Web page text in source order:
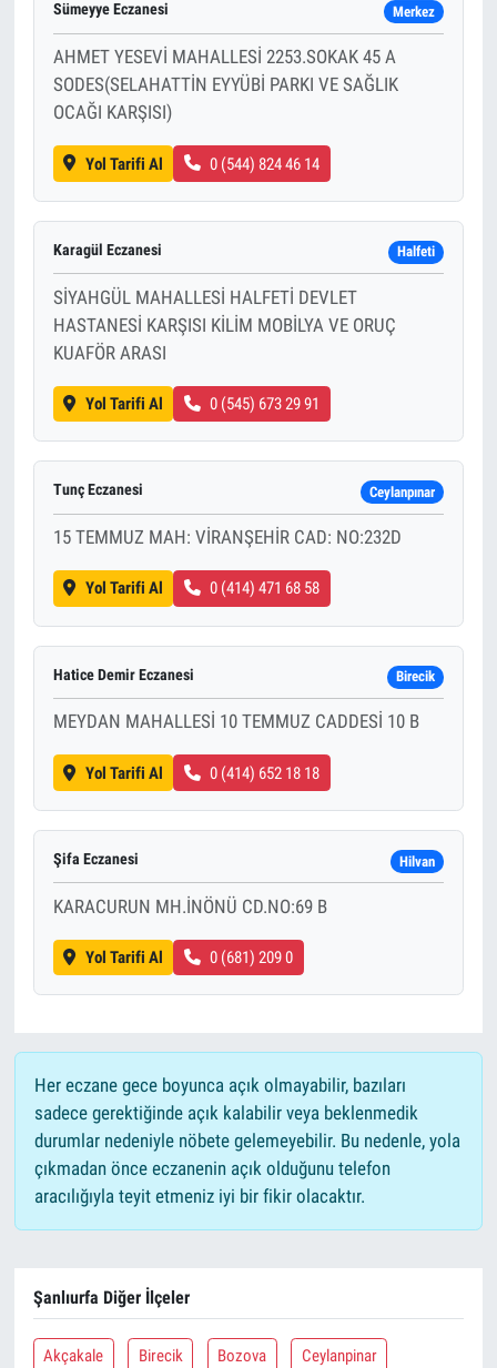
Sümeyye Eczanesi Merkez
AHMET YESEVİ MAHALLESİ 2253.SOKAK 45 A
SODES(SELAHATTİN EYYÜBİ PARKI VE SAĞLIK
OCAĞI KARŞISI)
Yol Tarifi Al 0 (544) 824 46 14
Karagül Eczanesi Halfeti
SİYAHGÜL MAHALLESİ HALFETİ DEVLET
HASTANESİ KARŞISI KİLİM MOBİLYA VE ORUÇ
KUAFÖR ARASI
Yol Tarifi Al 0 (545) 673 29 91
Tunç Eczanesi Ceylanpınar
15 TEMMUZ MAH: VİRANŞEHİR CAD: NO:232D
Yol Tarifi Al 0 (414) 471 68 58
Hatice Demir Eczanesi Birecik
MEYDAN MAHALLESİ 10 TEMMUZ CADDESİ 10 B
Yol Tarifi Al 0 (414) 652 18 18
Şifa Eczanesi Hilvan
KARACURUN MH.İNÖNÜ CD.NO:69 B
Yol Tarifi Al 0 (681) 209 0
Her eczane gece boyunca açık olmayabilir, bazıları
sadece gerektiğinde açık kalabilir veya beklenmedik
durumlar nedeniyle nöbete gelemeyebilir. Bu nedenle, yola
çıkmadan önce eczanenin açık olduğunu telefon
aracılığıyla teyit etmeniz iyi bir fikir olacaktır.
Şanlıurfa Diğer İlçeler
Akçakale Birecik Bozova Ceylanpinar